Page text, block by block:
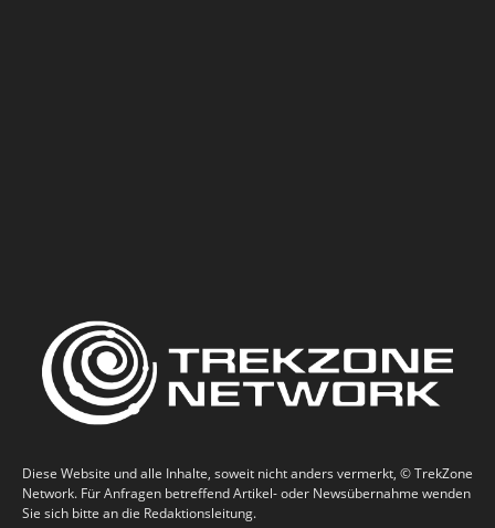
Diese Website und alle Inhalte, soweit nicht anders vermerkt, © TrekZone
Network. Für Anfragen betreffend Artikel- oder Newsübernahme wenden
Sie sich bitte an die Redaktionsleitung.